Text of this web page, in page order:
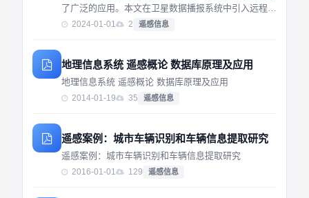
了广泛的应用。本文在卫星数据播报系统中引入远程监
控技术，并在远程监控系统中集成了卫星任务管理功
2024-01-01 2 遥感信息
地理信息系统 遥感概论 数据库原理及应用
地理信息系统 遥感概论 数据库原理及应用
2014-01-19 35 遥感信息
遥感案例：城市车辆识别和车辆信息提取研究
遥感案例：城市车辆识别和车辆信息提取研究
2016-01-01 129 遥感信息